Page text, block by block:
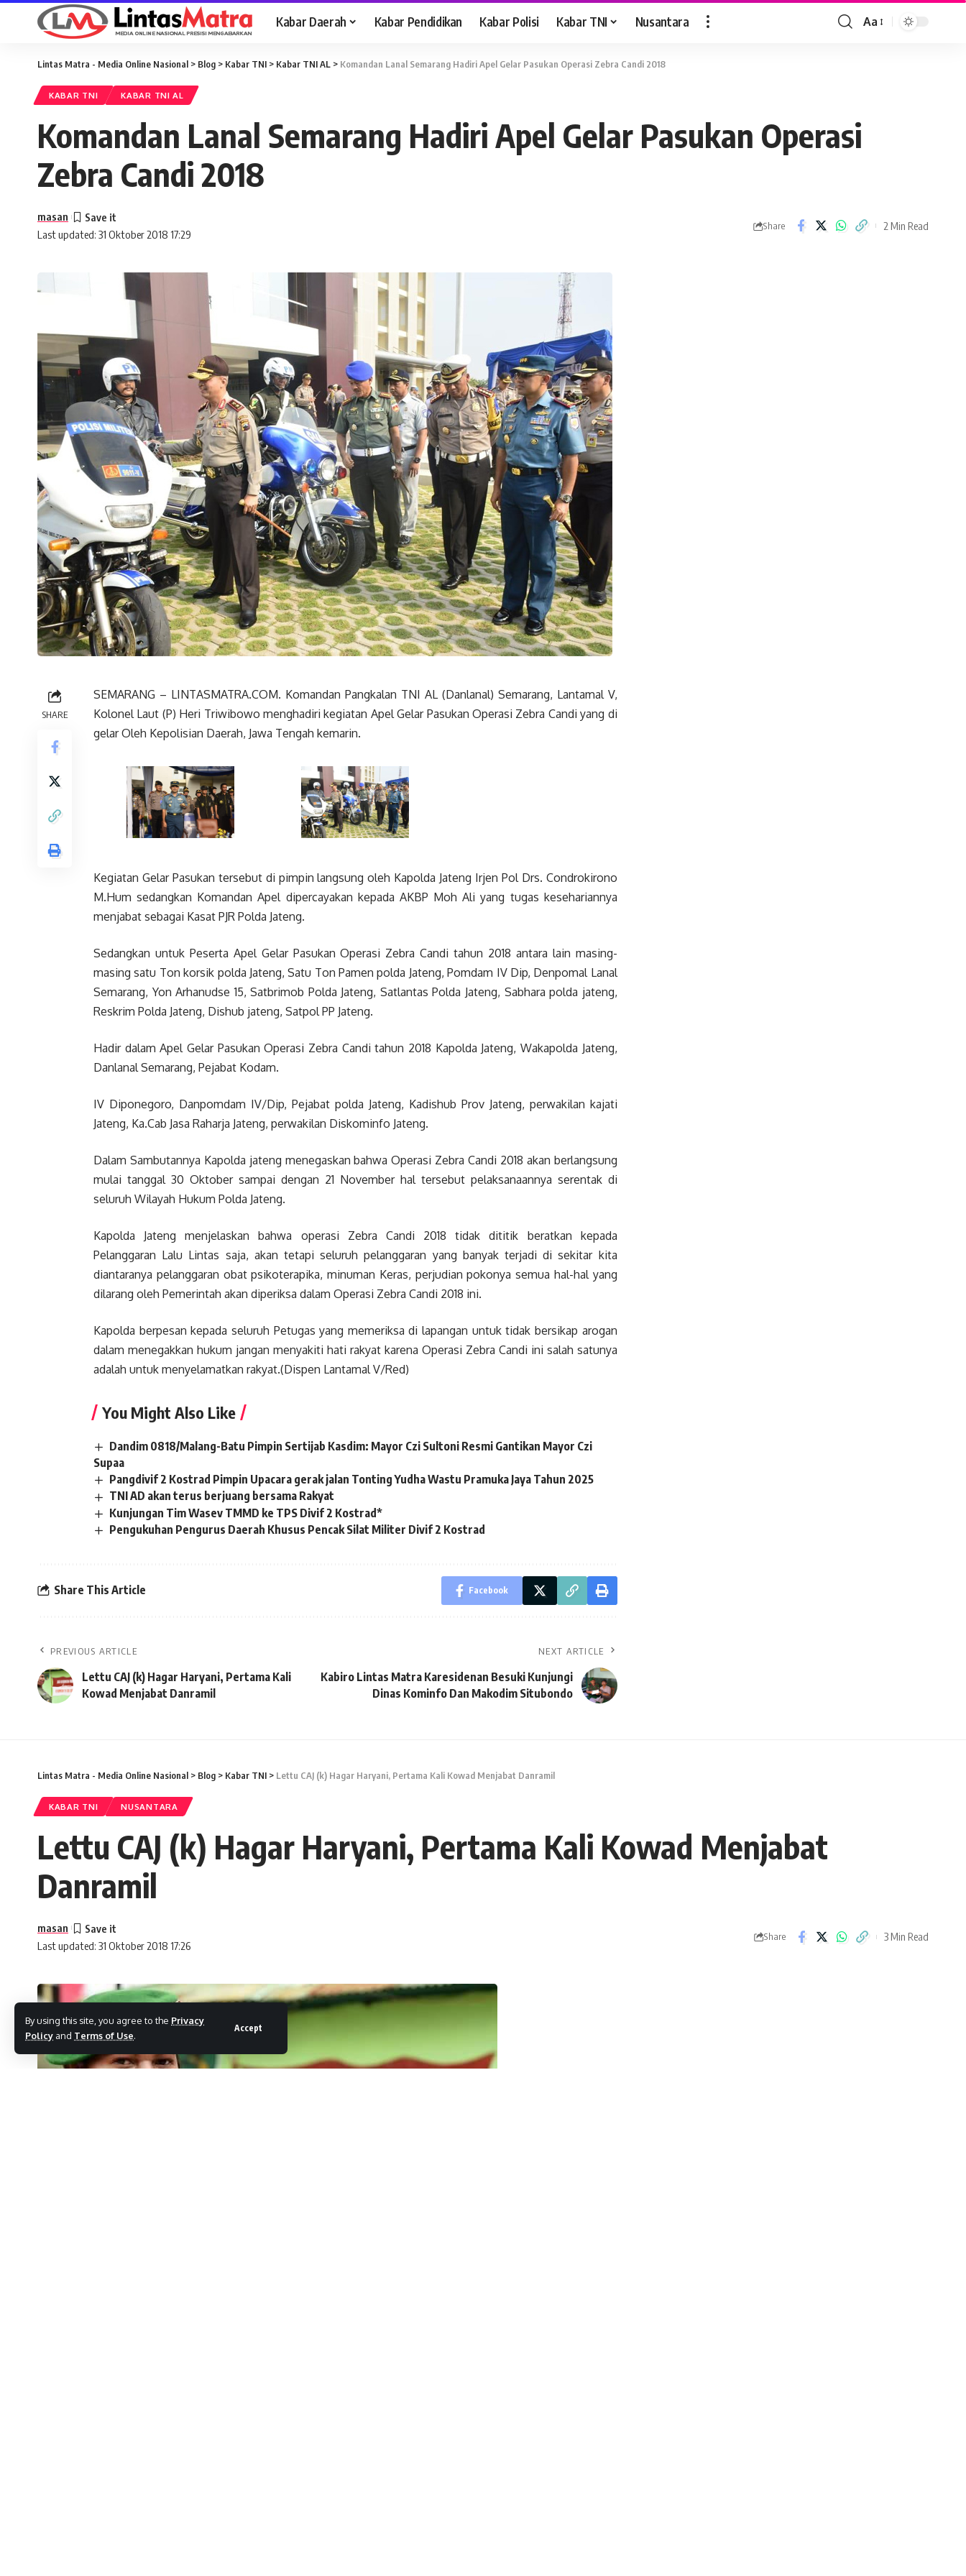
By using this site, you agree to the Privacy
Policy and Terms of Use.
Accept
Kabar Daerah Kabar Pendidikan Kabar Polisi Kabar TNI Nusantara
Font
Aa
Lintas Matra - Media Online Nasional > Blog > Kabar TNI > Kabar TNI AL > Komandan Lanal Semarang Hadiri Apel Gelar Pasukan Operasi Zebra Candi 2018
KABAR TNI KABAR TNI AL
Komandan Lanal Semarang Hadiri Apel Gelar Pasukan Operasi
Zebra Candi 2018
Last updated: 31 Oktober 2018 17:29
masan
Share 2 Min Read
SHARE
SEMARANG – LINTASMATRA.COM. Komandan Pangkalan TNI AL (Danlanal) Semarang, Lantamal V,
Kolonel Laut (P) Heri Triwibowo menghadiri kegiatan Apel Gelar Pasukan Operasi Zebra Candi yang di
gelar Oleh Kepolisian Daerah, Jawa Tengah kemarin.
Kegiatan Gelar Pasukan tersebut di pimpin langsung oleh Kapolda Jateng Irjen Pol Drs. Condrokirono
M.Hum sedangkan Komandan Apel dipercayakan kepada AKBP Moh Ali yang tugas kesehariannya
menjabat sebagai Kasat PJR Polda Jateng.
Sedangkan untuk Peserta Apel Gelar Pasukan Operasi Zebra Candi tahun 2018 antara lain masing-
masing satu Ton korsik polda Jateng, Satu Ton Pamen polda Jateng, Pomdam IV Dip, Denpomal Lanal
Semarang, Yon Arhanudse 15, Satbrimob Polda Jateng, Satlantas Polda Jateng, Sabhara polda jateng,
Reskrim Polda Jateng, Dishub jateng, Satpol PP Jateng.
Hadir dalam Apel Gelar Pasukan Operasi Zebra Candi tahun 2018 Kapolda Jateng, Wakapolda Jateng,
Danlanal Semarang, Pejabat Kodam.
IV Diponegoro, Danpomdam IV/Dip, Pejabat polda Jateng, Kadishub Prov Jateng, perwakilan kajati
Jateng, Ka.Cab Jasa Raharja Jateng, perwakilan Diskominfo Jateng.
Dalam Sambutannya Kapolda jateng menegaskan bahwa Operasi Zebra Candi 2018 akan berlangsung
mulai tanggal 30 Oktober sampai dengan 21 November hal tersebut pelaksanaannya serentak di
seluruh Wilayah Hukum Polda Jateng.
Kapolda Jateng menjelaskan bahwa operasi Zebra Candi 2018 tidak dititik beratkan kepada
Pelanggaran Lalu Lintas saja, akan tetapi seluruh pelanggaran yang banyak terjadi di sekitar kita
diantaranya pelanggaran obat psikoterapika, minuman Keras, perjudian pokonya semua hal-hal yang
dilarang oleh Pemerintah akan diperiksa dalam Operasi Zebra Candi 2018 ini.
Kapolda berpesan kepada seluruh Petugas yang memeriksa di lapangan untuk tidak bersikap arogan
dalam menegakkan hukum jangan menyakiti hati rakyat karena Operasi Zebra Candi ini salah satunya
adalah untuk menyelamatkan rakyat.(Dispen Lantamal V/Red)
You Might Also Like
Dandim 0818/Malang-Batu Pimpin Sertijab Kasdim: Mayor Czi Sultoni Resmi Gantikan Mayor Czi
Supaa
Pangdivif 2 Kostrad Pimpin Upacara gerak jalan Tonting Yudha Wastu Pramuka Jaya Tahun 2025
TNI AD akan terus berjuang bersama Rakyat
Kunjungan Tim Wasev TMMD ke TPS Divif 2 Kostrad*
Pengukuhan Pengurus Daerah Khusus Pencak Silat Militer Divif 2 Kostrad
Share This Article Facebook
PREVIOUS ARTICLE
Lettu CAJ (k) Hagar Haryani, Pertama Kali
Kowad Menjabat Danramil
NEXT ARTICLE
Kabiro Lintas Matra Karesidenan Besuki Kunjungi
Dinas Kominfo Dan Makodim Situbondo
Lintas Matra - Media Online Nasional > Blog > Kabar TNI > Lettu CAJ (k) Hagar Haryani, Pertama Kali Kowad Menjabat Danramil
KABAR TNI NUSANTARA
Lettu CAJ (k) Hagar Haryani, Pertama Kali Kowad Menjabat
Danramil
Last updated: 31 Oktober 2018 17:26
masan
Share 3 Min Read